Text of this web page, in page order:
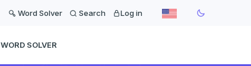
Word Solver Search Log in
WORD SOLVER